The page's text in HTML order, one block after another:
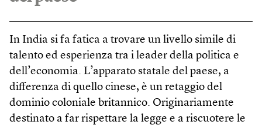
In India si fa fatica a trovare un livello simile di
talento ed esperienza tra i leader della politica e
dell’economia. L’apparato statale del paese, a
differenza di quello cinese, è un retaggio del
dominio coloniale britannico. Originariamente
destinato a far rispettare la legge e a riscuotere le